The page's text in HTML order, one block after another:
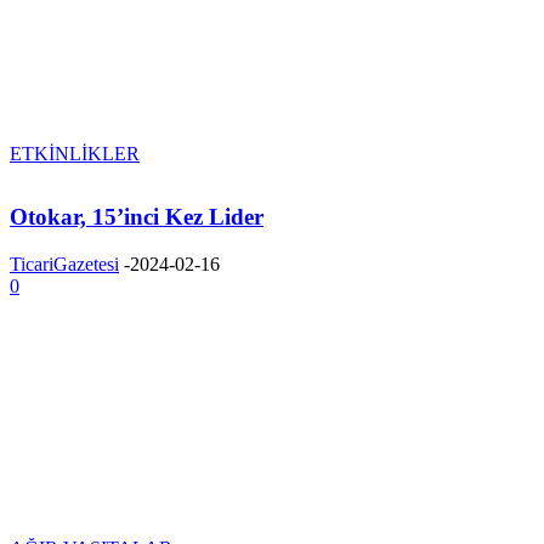
ETKİNLİKLER
Otokar, 15’inci Kez Lider
TicariGazetesi -2024-02-16
0